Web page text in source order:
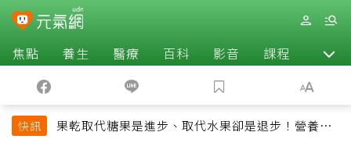
焦點 養生 醫療 百科 影音 課程 退休
快訊
果乾取代糖果是進步、取代水果卻是退步！營養師